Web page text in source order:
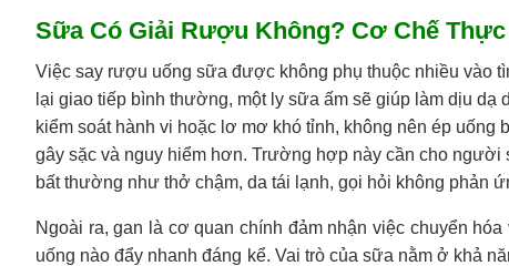
Sữa Có Giải Rượu Không? Cơ Chế
Việc say rượu uống sữa được không phụ thuộc nhiều vào
lại giao tiếp bình thường, một ly sữa ấm sẽ giúp làm dịu
kiểm soát hành vi hoặc lơ mơ khó tỉnh, không nên ép uống
gây sặc và nguy hiểm hơn. Trường hợp này cần cho
bất thường như thở chậm, da tái lạnh, gọi hỏi không phản
Ngoài ra, gan là cơ quan chính đảm nhận việc chuyển
uống nào đẩy nhanh đáng kể. Vai trò của sữa nằm ở khả